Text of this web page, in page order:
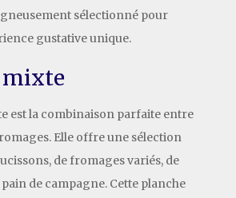
sélectionné pour
gustative unique.
mixte
est la combinaison parfaite entre
Elle offre une sélection
de fromages variés, de
de campagne. Cette planche